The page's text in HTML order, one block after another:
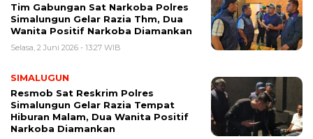
Tim Gabungan Sat Narkoba Polres
Simalungun Gelar Razia Thm, Dua
Wanita Positif Narkoba Diamankan
Selasa, 2 Juni 2026 - 13:27 WIB
SIMALUGUN
Resmob Sat Reskrim Polres
Simalungun Gelar Razia Tempat
Hiburan Malam, Dua Wanita Positif
Narkoba Diamankan